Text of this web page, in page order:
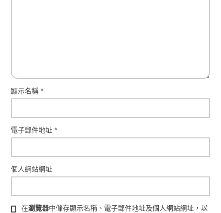
顯示名稱*
電子郵件地址*
個人網站網址
在瀏覽器中儲存顯示名稱、電子郵件地址及個人網站網址，以